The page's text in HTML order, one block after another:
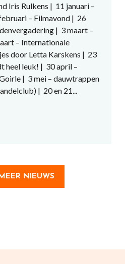
Iris Rulkens | 11 januari –
– Filmavond | 26
| 3 maart –
– Internationale
door Letta Karskens | 23
heel leuk! | 30 april –
| 3 mei – dauwtrappen
| 20 en 21...
NIEUWS